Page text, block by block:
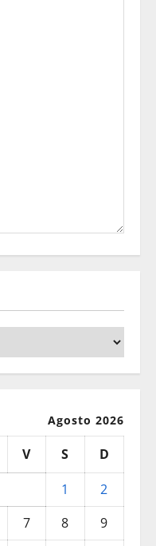
Agosto 2026
V S
D
1
2
7 8
9